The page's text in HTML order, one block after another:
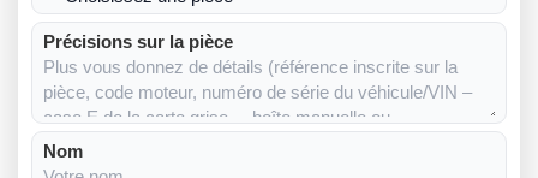
Précisions sur la pièce
Nom